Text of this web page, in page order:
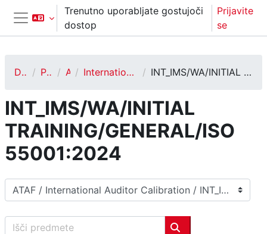
Preskoči na glavno vsebino
Stransko polje
Trenutno uporabljate gostujoči
dostop
Prijavite
se
Domov Predmeti ATAF International Auditor Calibration INT_IMS/WA/INITIAL TRAINING/GENERAL/ISO 55001:2024
INT_IMS/WA/INITIAL
TRAINING/GENERAL/ISO
55001:2024
Kategorije predmetov
Išči predmete